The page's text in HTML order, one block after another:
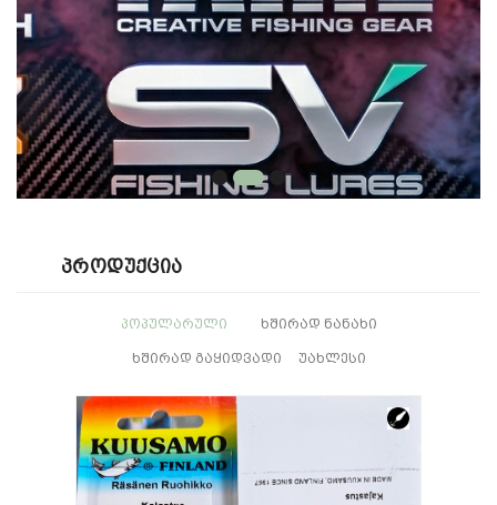
Პროდუქცია
ᲞᲝᲞᲣᲚᲐᲠᲣᲚᲘ ᲮᲨᲘᲠᲐᲓ ᲜᲐᲜᲐᲮᲘ
ᲮᲨᲘᲠᲐᲓ ᲒᲐᲧᲘᲓᲕᲐᲓᲘ ᲣᲐᲮᲚᲔᲡᲘ